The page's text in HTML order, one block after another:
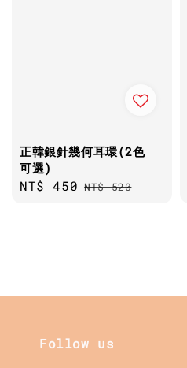
正韓銀針幾何耳環(2色
可選)
Sale
NT$ 450 Regular
NT$ 520
Follow us